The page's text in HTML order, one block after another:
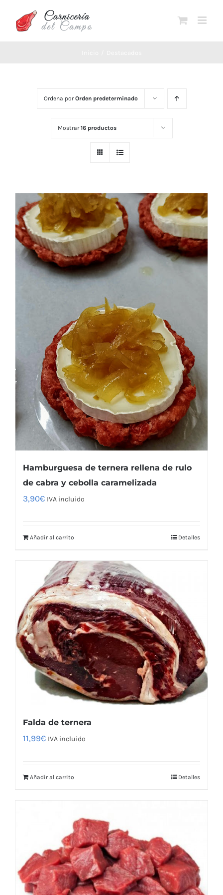
Ordena porOrden predeterminado
Mostrar16 productos
Hamburguesa de ternera rellena de rulo
de cabra y cebolla caramelizada
3,90€ IVA incluido
Añadir al carrito Detalles
Falda de ternera
11,99€ IVA incluido
Añadir al carrito Detalles